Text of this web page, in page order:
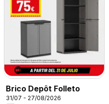
Brico Depôt Folleto
31/07 - 27/08/2026